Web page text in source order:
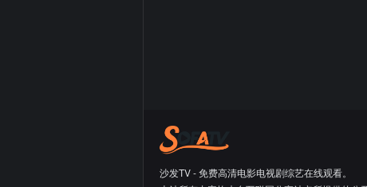
沙发TV - 免费高清电影电视剧综艺在线观看。